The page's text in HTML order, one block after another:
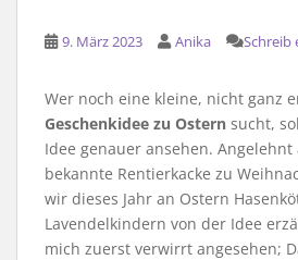
9. März 2023 Anika Schreib
Wer noch eine kleine, nicht ganz
Geschenkidee zu Ostern sucht,
Idee genauer ansehen.
bekannte Rentierkacke zu
wir dieses Jahr an Ostern
Lavendelkindern von der Idee
mich zuerst verwirrt angesehen;